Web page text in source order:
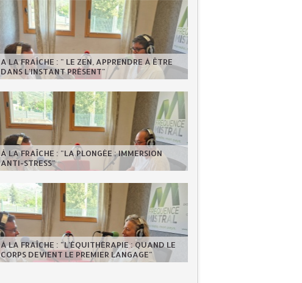
A LA FRAÎCHE : " LE ZEN, APPRENDRE À ÊTRE
DANS L'INSTANT PRÉSENT"
À LA FRAÎCHE : "LA PLONGÉE : IMMERSION
ANTI-STRESS"
À LA FRAÎCHE : "L'ÉQUITHÉRAPIE : QUAND LE
CORPS DEVIENT LE PREMIER LANGAGE"